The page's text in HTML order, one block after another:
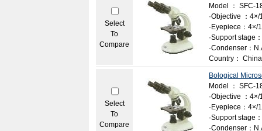
Select
To
Compare
Model ： SFC-
·Objective ：
·Eyepiece：4×/
·Support stage
·Condenser：
Country： China
Select
To
Compare
Bological
Model ： SFC-
·Objective ：
·Eyepiece：4×/
·Support stage
·Condenser：